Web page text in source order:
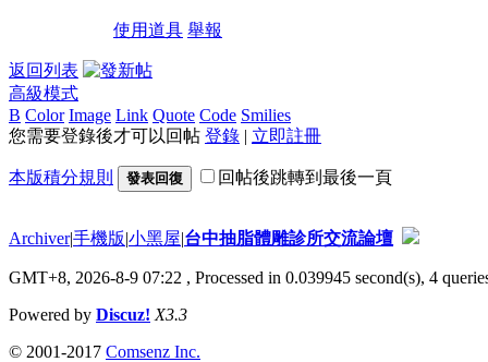
使用道具 舉報
返回列表
高級模式
B Color Image Link Quote Code Smilies
您需要登錄後才可以回帖 登錄 | 立即註冊
本版積分規則 發表回復 回帖後跳轉到最後一頁
Archiver|手機版|小黑屋|台中抽脂體雕診所交流論壇
GMT+8, 2026-8-9 07:22 , Processed in 0.039945 second(s), 4
Powered by Discuz! X3.3
© 2001-2017 Comsenz Inc.